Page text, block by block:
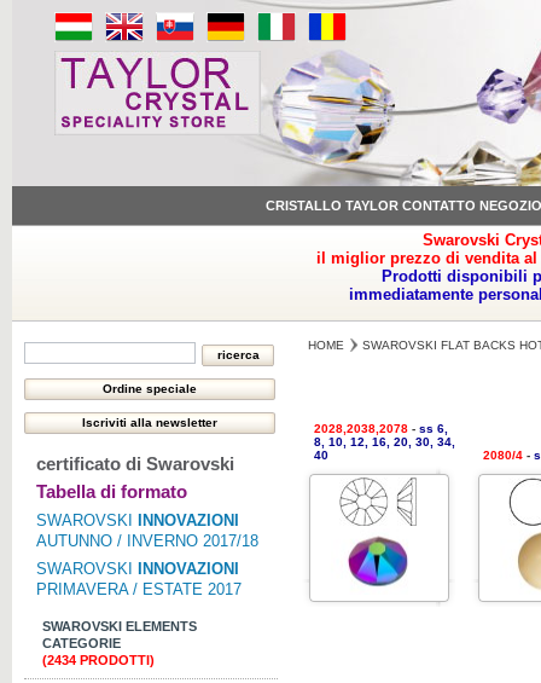
CRISTALLO TAYLOR CONTATTO NEGOZIO
Swarovski
il miglior prezzo di vendita
Prodotti disponibili
immediatamente
certificato di Swarovski
Tabella di formato
SWAROVSKI
INNOVAZIONI
AUTUNNO / INVERNO 2017/18
SWAROVSKI
INNOVAZIONI
PRIMAVERA / ESTATE 2017
SWAROVSKI ELEMENTS
CATEGORIE
(2434 PRODOTTI)
HOME SWAROVSKI FLAT BACKS
2028,2038,2078 - ss 6,
8, 10, 12, 16, 20, 30, 34,
40
2080/4 -